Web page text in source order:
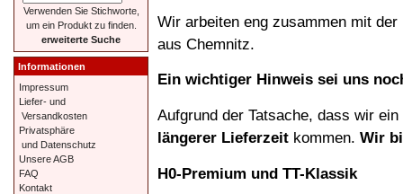
Wir arbeiten eng zusammen mit
aus Chemnitz.
Ein wichtiger Hinweis sei uns
Aufgrund der Tatsache, dass wir
längerer Lieferzeit kommen. Wir
H0-Premium und TT-Klassik
Verwenden Sie Stichworte,
um ein Produkt zu finden.
erweiterte Suche
Informationen
Impressum
Liefer- und
Versandkosten
Privatsphäre
und Datenschutz
Unsere AGB
FAQ
Kontakt